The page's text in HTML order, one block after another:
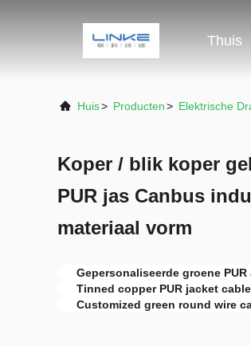
Thuis
Huis> Producten> Elektrische
Koper / blik koper
PUR jas Canbus
materiaal vorm
Gepersonaliseerde groene
Tinned copper PUR jacket cable
Customized green round wire